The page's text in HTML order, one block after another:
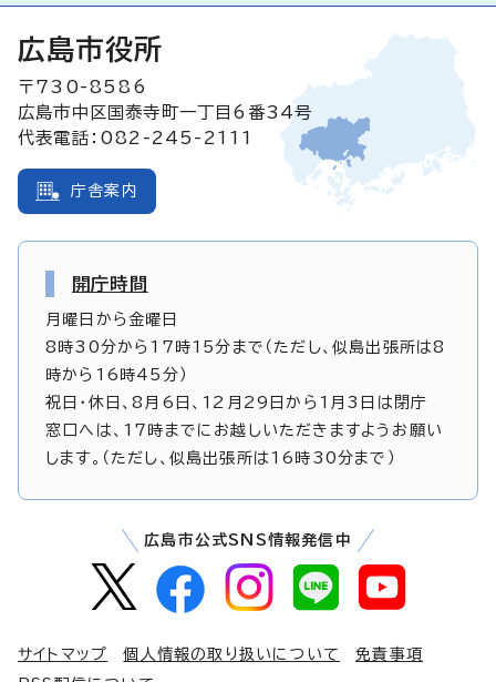
広島市役所
〒730-8586
広島市中区国泰寺町一丁目6番34号
代表電話：082-245-2111
庁舎案内
開庁時間
月曜日から金曜日
8時30分から17時15分まで（ただし、似島出張所は8
時から16時45分）
祝日・休日、8月6日、12月29日から1月3日は閉庁
窓口へは、17時までにお越しいただきますようお願い
します。（ただし、似島出張所は16時30分まで）
広島市公式SNS情報発信中
サイトマップ 個人情報の取り扱いについて
免責事項